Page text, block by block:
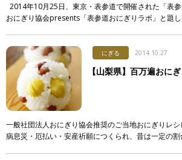
2014年10月25日、東京・表参道で開催された「表参
おにぎり協会presents「表参道おにぎりラボ」と題
にぎる 2014.10.27
【山梨県】百万遍おにぎ
一般社団法人おにぎり協会推奨のご当地おにぎりレ
病息災・厄払い・安産祈願につくられ、昔は一定の